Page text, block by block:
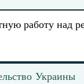
работу над
Украины